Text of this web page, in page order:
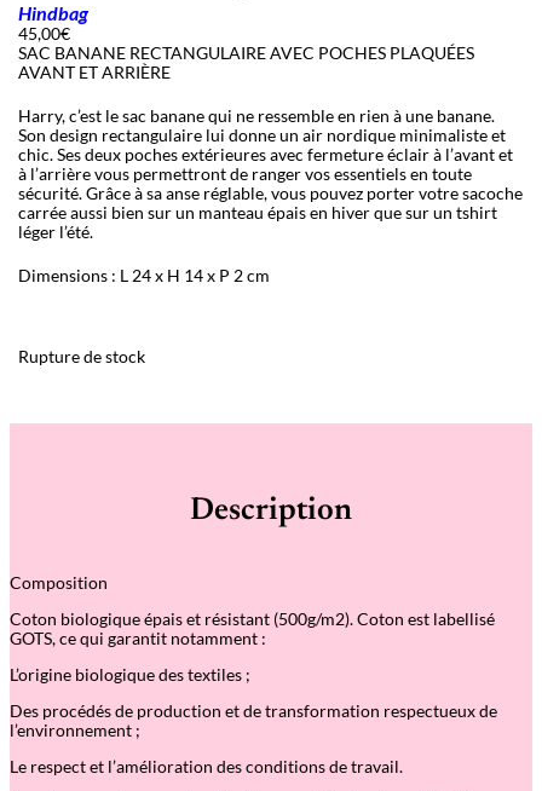
Hindbag
45,00€
SAC BANANE RECTANGULAIRE AVEC POCHES PLAQUÉES
AVANT ET ARRIÈRE
Harry, c’est le sac banane qui ne ressemble en rien à une banane.
Son design rectangulaire lui donne un air nordique minimaliste et
chic. Ses deux poches extérieures avec fermeture éclair à l’avant et
à l’arrière vous permettront de ranger vos essentiels en toute
sécurité. Grâce à sa anse réglable, vous pouvez porter votre sacoche
carrée aussi bien sur un manteau épais en hiver que sur un tshirt
léger l’été.
Dimensions : L 24 x H 14 x P 2 cm
Rupture de stock
Description
Composition
Coton biologique épais et résistant (500g/m2). Coton est labellisé
GOTS, ce qui garantit notamment :
L’origine biologique des textiles ;
Des procédés de production et de transformation respectueux de
l’environnement ;
Le respect et l’amélioration des conditions de travail.